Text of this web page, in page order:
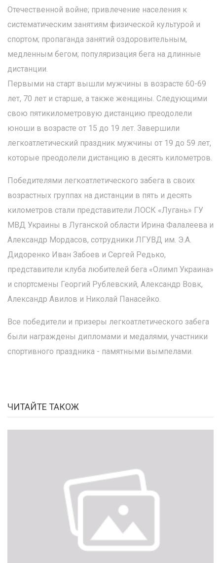
Отечественной войне; привлечение населения к
систематическим занятиям физической культурой и
спортом; пропаганда занятий оздоровительным,
медленным бегом; популяризация бега на длинные
дистанции.
Первыми на старт вышли мужчины в возрасте 60-69
лет, 70 лет и старше, а также женщины. Следующими
свою пятикилометровую дистанцию преодолели
юноши в возрасте от 15 до 19 лет. Завершили
легкоатлетический праздник мужчины от 19 до 59 лет,
которые преодолели дистанцию в десять километров.
Победителями легкоатлетического забега в своих
возрастных группах на дистанции в пять и десять
километров стали представители ЛОСК «Лугань» ГУ
МВД Украины в Луганской области Ирина Фалалеева и
Александр Мордасов, сотрудники ЛГУВД им. Э.А.
Дидоренко Иван Забоев и Сергей Редько,
представители клуба любителей бега «Олимп Украина»
и спортсмены Георгий Рублевский, Александр Вовк,
Александр Авилов и Николай Панасейко.
Все победители и призеры легкоатлетического забега
были награждены дипломами и медалями, участники
спортивного праздника - памятными вымпелами.
ЧИТАЙТЕ ТАКОЖ